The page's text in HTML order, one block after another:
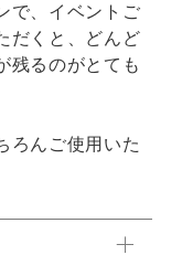
で、イベントご
だくと、どんど
残るのがとても
ろんご使用いた